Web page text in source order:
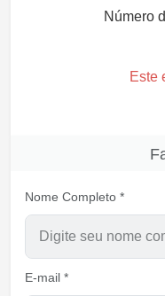
Número
Este
Nome Completo *
E-mail *